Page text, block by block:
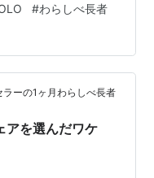
たときは、新品を買
のを覚えていま
。 そして、そんなに
ージセールやヤード
ではないでしょう
#わらしべ長者
ーの1ヶ月わらしべ長者
アを選んだワケ